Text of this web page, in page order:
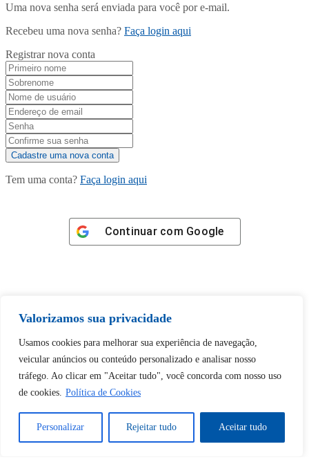
Valorizamos sua privacidade
Usamos cookies para melhorar sua experiência de navegação,
veicular anúncios ou conteúdo personalizado e analisar nosso
tráfego. Ao clicar em "Aceitar tudo", você concorda com nosso uso
de cookies. Política de Cookies
Personalizar Rejeitar tudo Aceitar tudo
Uma nova senha será enviada para você por e-mail.
Recebeu uma nova senha? Faça login aqui
Registrar nova conta
Tem uma conta? Faça login aqui
Continuar com Google
Tem certeza de que deseja
desbloquear esta publicação?
Desbloquear esquerda : 0
Sim Não